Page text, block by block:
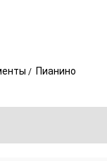
Пианино